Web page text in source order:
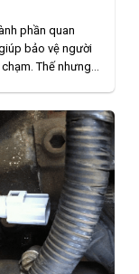
phần quan
bảo vệ người
Thế nhưng,